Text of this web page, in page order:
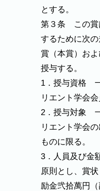
とする。
第３条 この賞
するために次
賞（本賞）お
授与する。
1．授与資格
リエント学会会
2．授与対象
リエント学会
ものに限る。
3．人員及び金
原則とし、賞
励金弐拾萬円（